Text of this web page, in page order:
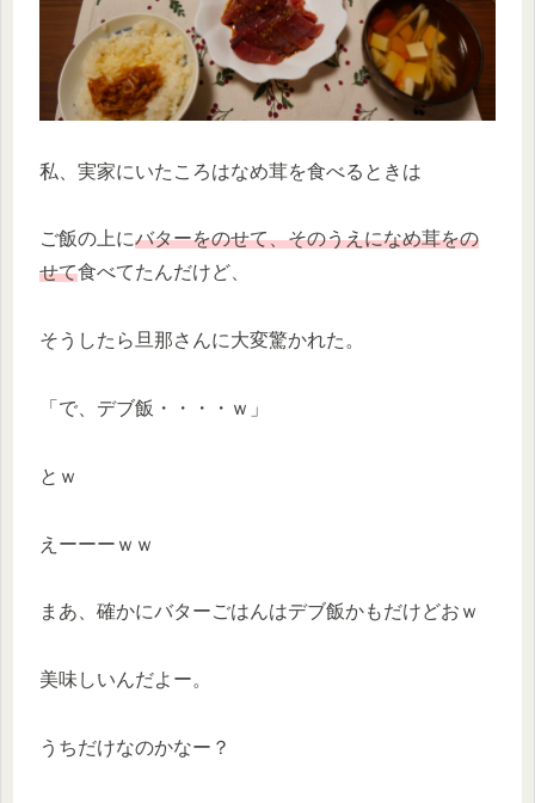
私、実家にいたころはなめ茸を食べるときは
ご飯の上にバターをのせて、そのうえになめ茸をの
せて食べてたんだけど、
そうしたら旦那さんに大変驚かれた。
「で、デブ飯・・・・ｗ」
とｗ
えーーーｗｗ
まあ、確かにバターごはんはデブ飯かもだけどおｗ
美味しいんだよー。
うちだけなのかなー？